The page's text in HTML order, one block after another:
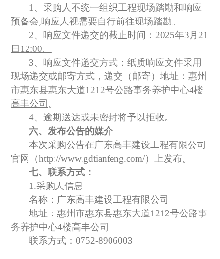
1、采购人不统一组织工程现场踏勘和响应
预备会,响应人视需要自行前往现场踏勘。
2、响应文件递交的截止时间 ：2025年3月21
日12:00。
3、响应文件递交方式：纸质响应文件采用
现场递交或邮寄方式，递交（邮寄）地址： 惠州
市惠东县惠东大道1212号公路事务养护中心4楼
高丰公司 。
4、逾期送达或未密封将予以拒收。
六、发布公告的媒介
本次采购公告在广东高丰建设工程有限公司
官网（http://www.gdtianfeng.com/） 上发布。
七、联系方式：
1.采购人信息
名称：广东高丰建设工程有限公司
地址：惠州市惠东县惠东大道1212号公路事
务养护中心4楼高丰公司
联系方式：0752-8906003